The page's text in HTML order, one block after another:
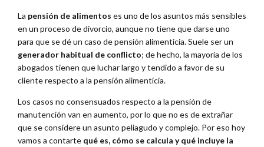
La pensión de alimentos es uno de los asuntos más sensibles
en un proceso de divorcio, aunque no tiene que darse uno
para que se dé un caso de pensión alimenticia. Suele ser un
generador habitual de conflicto; de hecho, la mayoría de los
abogados tienen que luchar largo y tendido a favor de su
cliente respecto a la pensión alimenticia.
Los casos no consensuados respecto a la pensión de
manutención van en aumento, por lo que no es de extrañar
que se considere un asunto peliagudo y complejo. Por eso hoy
vamos a contarte qué es, cómo se calcula y qué incluye la